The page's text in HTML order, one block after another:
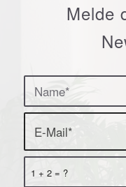
Melde
1 + 2 = ?